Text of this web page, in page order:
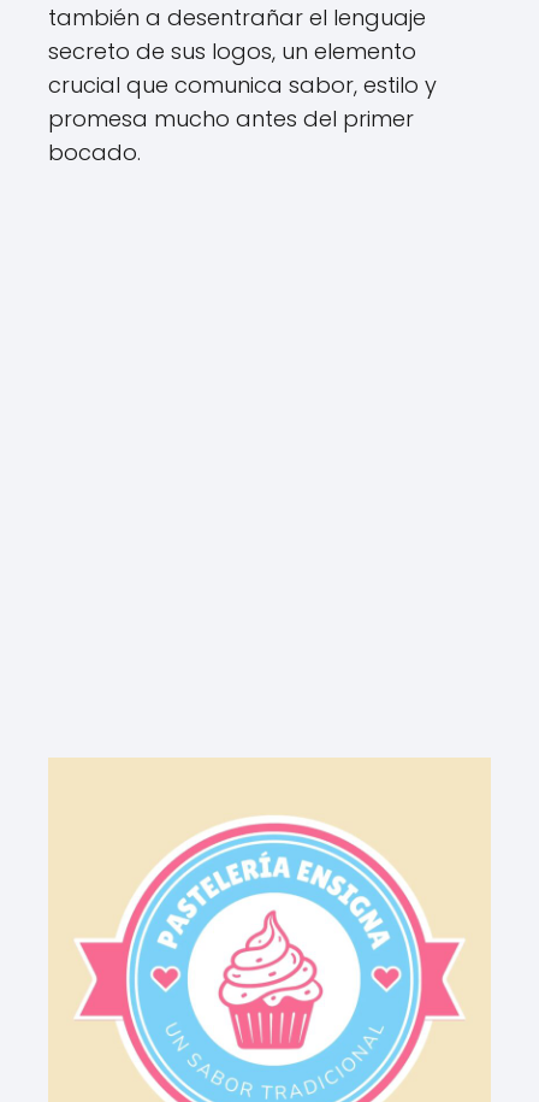
también a desentrañar el lenguaje
secreto de sus logos, un elemento
crucial que comunica sabor, estilo y
promesa mucho antes del primer
bocado.